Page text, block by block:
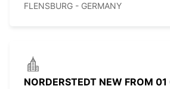
FLENSBURG - GERMANY
NORDERSTEDT NEW FROM